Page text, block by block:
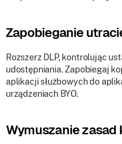
Zapobieganie
Rozszerz DLP, kontrolując
udostępniania. Zapobiegaj
aplikacji służbowych do
urządzeniach BYO.
Wymuszanie